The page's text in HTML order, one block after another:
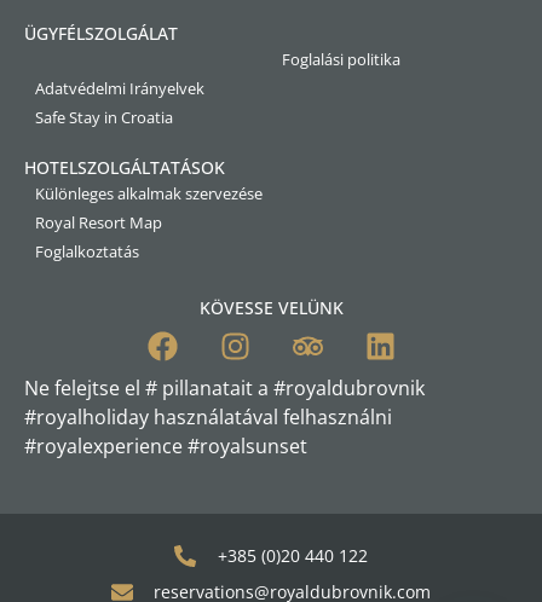
ÜGYFÉLSZOLGÁLAT
Foglalási politika
Adatvédelmi Irányelvek
Safe Stay in Croatia
HOTELSZOLGÁLTATÁSOK
Különleges alkalmak szervezése
Royal Resort Map
Foglalkoztatás
KÖVESSE VELÜNK
Ne felejtse el # pillanatait a #royaldubrovnik
#royalholiday használatával felhasználni
#royalexperience #royalsunset
+385 (0)20 440 122
reservations@royaldubrovnik.com